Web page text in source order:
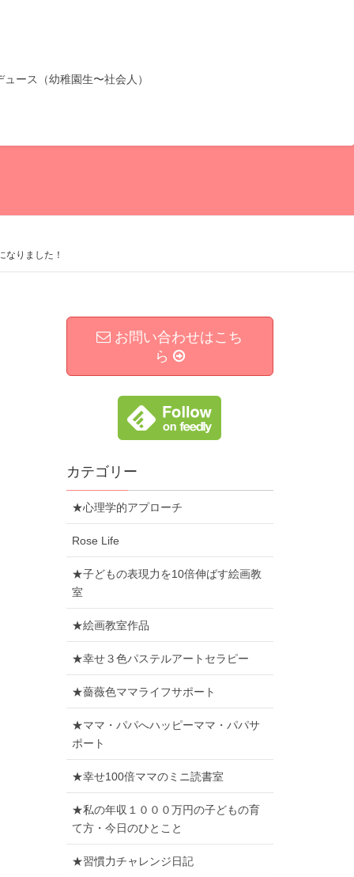
ース（幼稚園生〜社会人）
になりました！
お問い合わせはこち
ら
カテゴリー
★心理学的アプローチ
Rose Life
★子どもの表現力を10倍伸ばす絵画教
室
★絵画教室作品
★幸せ３色パステルアートセラピー
★薔薇色ママライフサポート
★ママ・パパへハッピーママ・パパサ
ポート
★幸せ100倍ママのミニ読書室
★私の年収１０００万円の子どもの育
て方・今日のひとこと
★習慣力チャレンジ日記